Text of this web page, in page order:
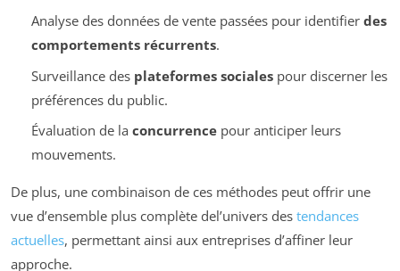
Analyse des données de vente passées pour identifier des
comportements récurrents.
Surveillance des plateformes socialespour discerner les
préférences du public.
Évaluation de la concurrencepour anticiper leurs
mouvements.
De plus, une combinaison de ces méthodes peut offrir une
vue d’ensemble plus complète del’univers des tendances
actuelles, permettant ainsi aux entreprises d’affiner leur
approche.